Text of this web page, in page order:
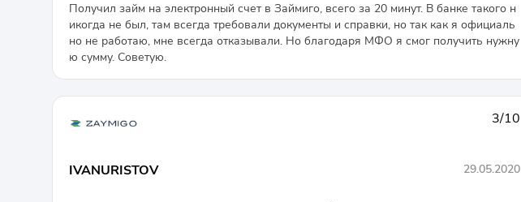
Получил займ на электронный счет в Займиго, всего за 20 минут. В банке такого н
икогда не был, там всегда требовали документы и справки, но так как я официаль
но не работаю, мне всегда отказывали. Но благодаря МФО я смог получить нужну
ю сумму. Советую.
3/10
IVANURISTOV 29.05.2020